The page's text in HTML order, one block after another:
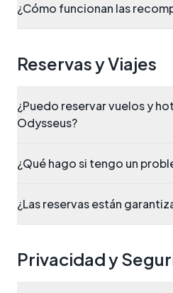
¿Cómo funcionan las
Reservas y Viajes
¿Puedo reservar vuelos y
Odysseus?
¿Qué hago si tengo un
¿Las reservas están
Privacidad y